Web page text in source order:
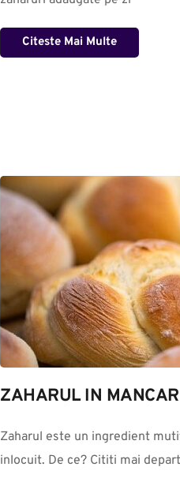
Citeste Mai Multe
ZAHARUL IN
Zaharul este un ingredient
inlocuit. De ce? Cititi mai